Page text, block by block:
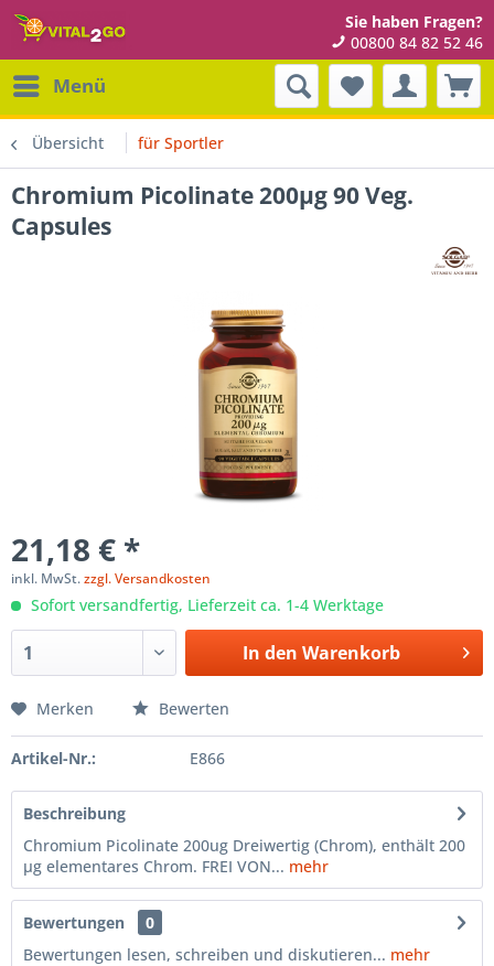
Sie haben Fragen?
00800 84 82 52 46
Menü
Übersicht für Sportler
Chromium Picolinate 200µg 90 Veg.
Capsules
21,18 € *
inkl. MwSt.zzgl. Versandkosten
Sofort versandfertig, Lieferzeit ca. 1-4 Werktage
In den Warenkorb
Merken Bewerten
Artikel-Nr.: E866
Beschreibung
Chromium Picolinate 200ug Dreiwertig (Chrom), enthält 200
µg elementares Chrom. FREI VON... mehr
Bewertungen
0
Bewertungen lesen, schreiben und diskutieren... mehr